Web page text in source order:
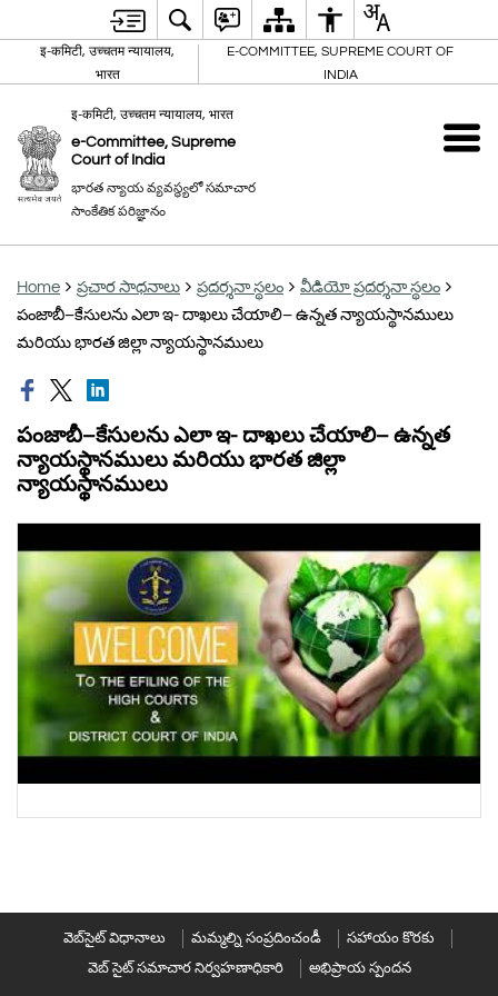
इ-कमिटी, उच्चतम न्यायालय,
भारत
E-COMMITTEE, SUPREME COURT OF
INDIA
इ-कमिटी, उच्चतम न्यायालय, भारत
e-Committee, Supreme
Court of India
భారత న్యాయ వ్యవస్థ్యలో సమాచార
సాంకేతిక పరిజ్ఞానం
Home ప్రచార సాధనాలు ప్రదర్శనా స్థలం
వీడియో ప్రదర్శనా స్థలం
పంజాబీ–కేసులను ఎలా ఇ- దాఖలు చేయాలి– ఉన్నత న్యాయస్థానములు
మరియు భారత జిల్లా న్యాయస్థానములు
పంజాబీ–కేసులను ఎలా ఇ- దాఖలు చేయాలి– ఉన్నత
న్యాయస్థానములు మరియు భారత జిల్లా
న్యాయస్థానములు
వెబ్‌సైట్ విధానాలు మమ్మల్ని సంప్రదించండీ
సహాయం కొరకు
వెబ్ సైట్ సమాచార నిర్వహణాధికారి
అభిప్రాయ స్పందన